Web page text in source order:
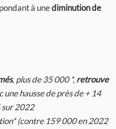
à unediminution de
, plus de 35 000 *,retrouve
une hausse de près de + 14
sur 2022
(contre 159 000 en 2022